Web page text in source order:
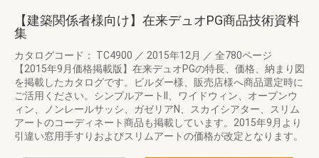
【建築関係者様向け】在来デュオPG商品技術資料
集
カタログコード： TC4900 ／ 2015年12月 ／ 全780ページ
【2015年9月価格掲載版】在来デュオPGの特長、価格、納まり図
を掲載したカタログです。ビルダー様、販売店様へ商品選定時に
ご活用ください。シンプルアートII、ワイドウィン、オープンウ
ィン、ノンレールサッシ、ガゼリアN、スカイシアター、スリム
アートのコーディネート商品も掲載しています。2015年9月より
引違い窓用手すりおよびスリムアートの価格が改定となります。